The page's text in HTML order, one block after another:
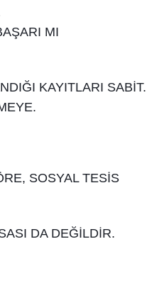
MI
KAYITLARI SABİT.
SOSYAL TESİS
DA DEĞİLDİR.